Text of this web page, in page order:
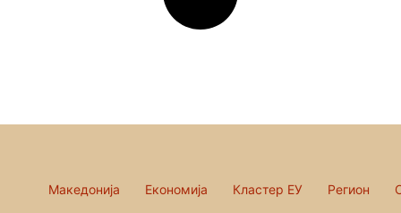
Македонија Економија Кластер ЕУ Регион